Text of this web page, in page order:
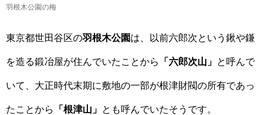
羽根木公園の梅
東京都世田谷区の羽根木公園は、以前六郎次という鍬や鎌
を造る鍛冶屋が住んでいたことから 「六郎次山」 と呼んで
いて、大正時代末期に敷地の一部が根津財閥の所有であっ
たことから 「根津山」 とも呼んでいたそうです。